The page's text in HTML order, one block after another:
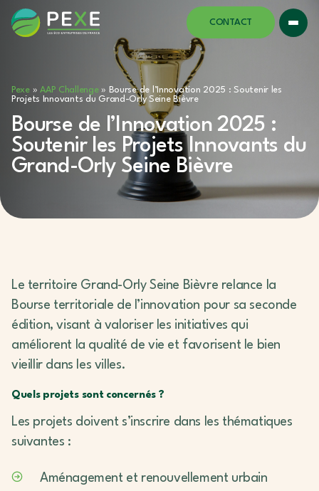
CONTACT
Pexe»AAP Challenge» Bourse de l’Innovation 2025 : Soutenir les
Projets Innovants du Grand-Orly Seine Bièvre
Bourse de l’Innovation 2025 :
Soutenir les Projets Innovants du
Grand-Orly Seine Bièvre
Le territoire Grand-Orly Seine Bièvre relance la
Bourse territoriale de l’innovation pour sa seconde
édition, visant à valoriser les initiatives qui
améliorent la qualité de vie et favorisent le bien
vieillir dans les villes.
Quels projets sont concernés ?
Les projets doivent s’inscrire dans les thématiques
suivantes :
Aménagement et renouvellement urbain